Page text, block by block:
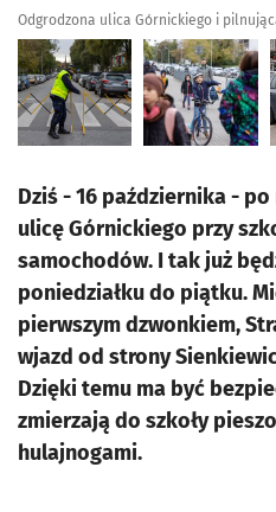
Odgrodzona ulica Górnickiego i
Dziś - 16 października -
ulicę Górnickiego przy
samochodów. I tak już
poniedziałku do piątku.
pierwszym dzwonkiem,
wjazd od strony
Dzięki temu ma być
zmierzają do szkoły
hulajnogami.